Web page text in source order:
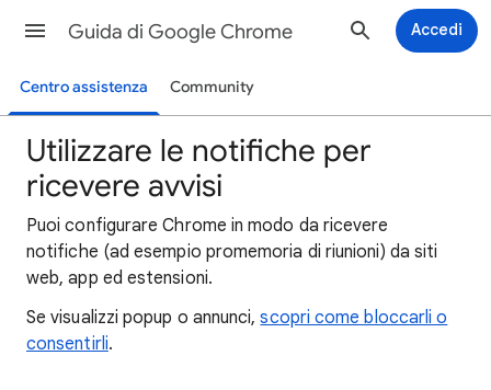
Guida di Google Chrome Accedi
Centro assistenza Community
Utilizzare le notifiche per
ricevere avvisi
Puoi configurare Chrome in modo da ricevere
notifiche (ad esempio promemoria di riunioni) da siti
web, app ed estensioni.
Se visualizzi popup o annunci,scopri come bloccarli o
consentirli.